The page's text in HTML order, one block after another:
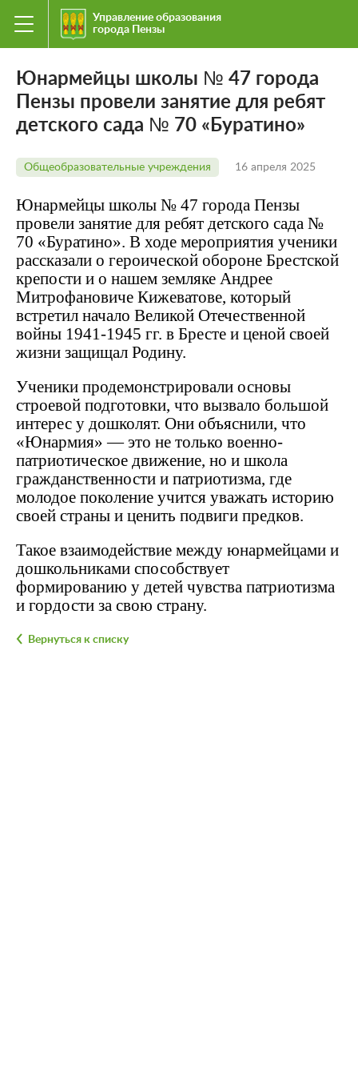
Управление образования
города Пензы
Юнармейцы школы № 47 города
Пензы провели занятие для ребят
детского сада № 70 «Буратино»
Общеобразовательные учреждения 16 апреля 2025
Юнармейцы школы № 47 города Пензы
провели занятие для ребят детского сада №
70 «Буратино». В ходе мероприятия ученики
рассказали о героической обороне Брестской
крепости и о нашем земляке Андрее
Митрофановиче Кижеватове, который
встретил начало Великой Отечественной
войны 1941-1945 гг. в Бресте и ценой своей
жизни защищал Родину.
Ученики продемонстрировали основы
строевой подготовки, что вызвало большой
интерес у дошколят. Они объяснили, что
«Юнармия» — это не только военно-
патриотическое движение, но и школа
гражданственности и патриотизма, где
молодое поколение учится уважать историю
своей страны и ценить подвиги предков.
Такое взаимодействие между юнармейцами и
дошкольниками способствует
формированию у детей чувства патриотизма
и гордости за свою страну.
Вернуться к списку